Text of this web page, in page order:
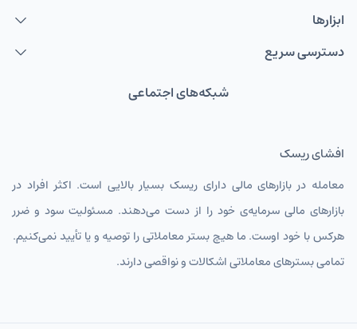
ابزارها
دسترسی سریع
شبکه‌های اجتماعی
افشای ریسک
معامله در بازارهای مالی دارای ریسک بسیار بالایی است. اکثر افراد در
بازارهای مالی سرمایه‌ی خود را از دست می‌دهند. مسئولیت سود و ضرر
هرکس با خود اوست. ما هیچ بستر معاملاتی را توصیه و یا تأیید نمی‌کنیم.
تمامی بسترهای معاملاتی اشکالات و نواقصی دارند.